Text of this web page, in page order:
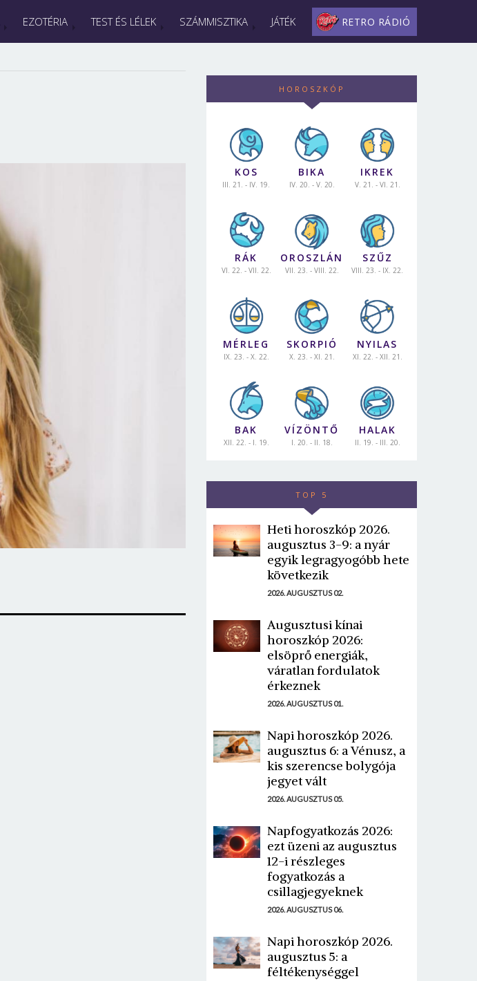
EZOTÉRIA TEST ÉS LÉLEK SZÁMMISZTIKA JÁTÉK RETRO RÁDIÓ
HOROSZKÓP
KOS
III. 21. - IV. 19.
BIKA
IV. 20. - V. 20.
IKREK
V. 21. - VI. 21.
RÁK
VI. 22. - VII. 22.
OROSZLÁN
VII. 23. - VIII. 22.
SZŰZ
VIII. 23. - IX. 22.
MÉRLEG
IX. 23. - X. 22.
SKORPIÓ
X. 23. - XI. 21.
NYILAS
XI. 22. - XII. 21.
BAK
XII. 22. - I. 19.
VÍZÖNTŐ
I. 20. - II. 18.
HALAK
II. 19. - III. 20.
TOP 5
Heti horoszkóp 2026.
augusztus 3-9: a nyár
egyik legragyogóbb hete
következik
2026. AUGUSZTUS 02.
Augusztusi kínai
horoszkóp 2026:
elsöprő energiák,
váratlan fordulatok
érkeznek
2026. AUGUSZTUS 01.
Napi horoszkóp 2026.
augusztus 6: a Vénusz, a
kis szerencse bolygója
jegyet vált
2026. AUGUSZTUS 05.
Napfogyatkozás 2026:
ezt üzeni az augusztus
12-i részleges
fogyatkozás a
csillagjegyeknek
2026. AUGUSZTUS 06.
Napi horoszkóp 2026.
augusztus 5: a
féltékenységgel